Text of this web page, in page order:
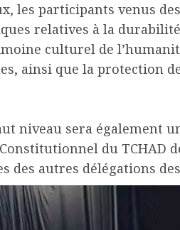
les participants venus
relatives à la
culturel de
ainsi que la protection
niveau sera également
du TCHAD
des autres délégations